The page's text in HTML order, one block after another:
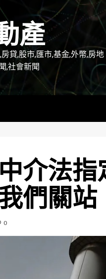
產
貸,股市,匯市,基金,外幣,房地
,社會新聞
介法指
們關站
0